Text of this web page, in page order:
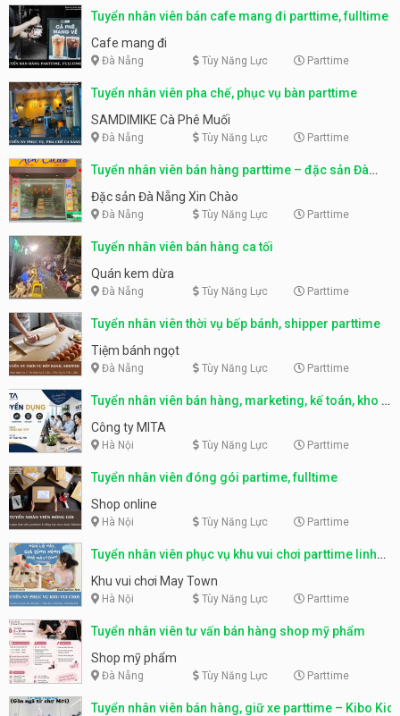
Tuyển nhân viên bán cafe mang đi parttime, fulltime
Cafe mang đi
Đà Nẵng Tùy Năng Lực Parttime
Tuyển nhân viên pha chế, phục vụ bàn parttime
SAMDIMIKE Cà Phê Muối
Đà Nẵng Tùy Năng Lực Parttime
Tuyển nhân viên bán hàng parttime – đặc sản Đà
Nẵng
Đặc sản Đà Nẵng Xin Chào
Đà Nẵng Tùy Năng Lực Parttime
Tuyển nhân viên bán hàng ca tối
Quán kem dừa
Đà Nẵng Tùy Năng Lực Parttime
Tuyển nhân viên thời vụ bếp bánh, shipper parttime
Tiệm bánh ngọt
Đà Nẵng Tùy Năng Lực Parttime
Tuyển nhân viên bán hàng, marketing, kế toán, kho –
parttime, fulltime
Công ty MITA
Hà Nội Tùy Năng Lực Parttime
Tuyển nhân viên đóng gói partime, fulltime
Shop online
Hà Nội Tùy Năng Lực Parttime
Tuyển nhân viên phục vụ khu vui chơi parttime linh
động
Khu vui chơi May Town
Hà Nội Tùy Năng Lực Parttime
Tuyển nhân viên tư vấn bán hàng shop mỹ phẩm
Shop mỹ phẩm
Đà Nẵng Tùy Năng Lực Parttime
Tuyển nhân viên bán hàng, giữ xe parttime – Kibo Kid